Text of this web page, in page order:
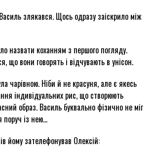
злякався. Щось одразу заіскрило між
назвати коханням з першого погляду.
що вони говорять і відчувають в унісон.
чарівною. Ніби й не красуня, але є якесь
індивідуальних рис, що створюють
образ. Василь буквально фізично не міг
поруч із нею…
йому зателефонував Олексій: